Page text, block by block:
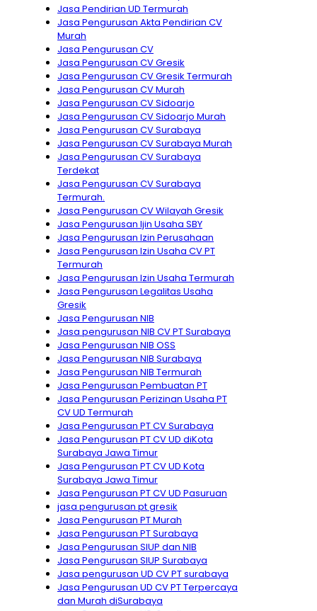
Jasa Pendirian UD Termurah
Jasa Pengurusan Akta Pendirian CV
Murah
Jasa Pengurusan CV
Jasa Pengurusan CV Gresik
Jasa Pengurusan CV Gresik Termurah
Jasa Pengurusan CV Murah
Jasa Pengurusan CV Sidoarjo
Jasa Pengurusan CV Sidoarjo Murah
Jasa Pengurusan CV Surabaya
Jasa Pengurusan CV Surabaya Murah
Jasa Pengurusan CV Surabaya
Terdekat
Jasa Pengurusan CV Surabaya
Termurah.
Jasa Pengurusan CV Wilayah Gresik
Jasa Pengurusan Ijin Usaha SBY
Jasa Pengurusan Izin Perusahaan
Jasa Pengurusan Izin Usaha CV PT
Termurah
Jasa Pengurusan Izin Usaha Termurah
Jasa Pengurusan Legalitas Usaha
Gresik
Jasa Pengurusan NIB
Jasa pengurusan NIB CV PT Surabaya
Jasa Pengurusan NIB OSS
Jasa Pengurusan NIB Surabaya
Jasa Pengurusan NIB Termurah
Jasa Pengurusan Pembuatan PT
Jasa Pengurusan Perizinan Usaha PT
CV UD Termurah
Jasa Pengurusan PT CV Surabaya
Jasa Pengurusan PT CV UD diKota
Surabaya Jawa Timur
Jasa Pengurusan PT CV UD Kota
Surabaya Jawa Timur
Jasa Pengurusan PT CV UD Pasuruan
jasa pengurusan pt gresik
Jasa Pengurusan PT Murah
Jasa Pengurusan PT Surabaya
Jasa Pengurusan SIUP dan NIB
Jasa Pengurusan SIUP Surabaya
Jasa pengurusan UD CV PT surabaya
Jasa Pengurusan UD CV PT Terpercaya
dan Murah diSurabaya